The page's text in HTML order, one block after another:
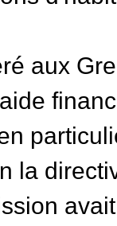
aux
la